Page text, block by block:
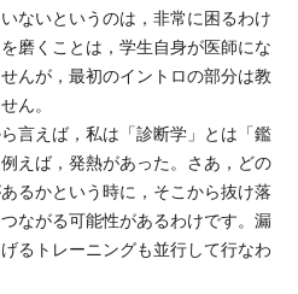
ないというのは，非常に困るわけ
磨くことは，学生自身が医師にな
んが，最初のイントロの部分は教
ん。
言えば，私は「診断学」とは「鑑
えば，発熱があった。さあ，どの
るかという時に，そこから抜け落
ながる可能性があるわけです。漏
るトレーニングも並行して行なわ